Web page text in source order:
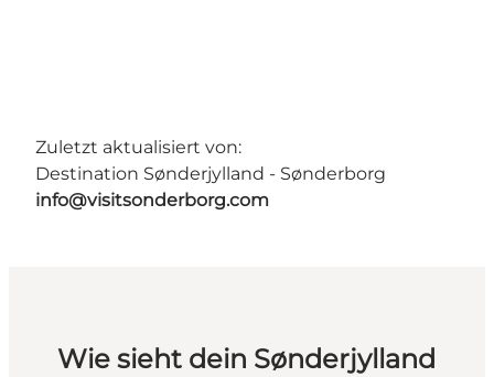
Zuletzt aktualisiert von:
Destination Sønderjylland - Sønderborg
info@visitsonderborg.com
Wie sieht dein Sønderjylland